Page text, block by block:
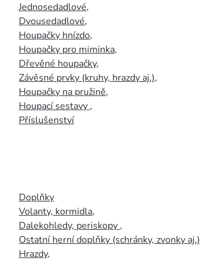
Jednosedadlové,
Dvousedadlové,
Houpačky hnízdo,
Houpačky pro miminka,
Dřevěné houpačky,
Závěsné prvky (kruhy, hrazdy aj.),
Houpačky na pružině,
Houpací sestavy ,
Příslušenství
Doplňky
Volanty, kormidla,
Dalekohledy, periskopy ,
Ostatní herní doplňky (schránky, zvonky aj.)
Hrazdy,